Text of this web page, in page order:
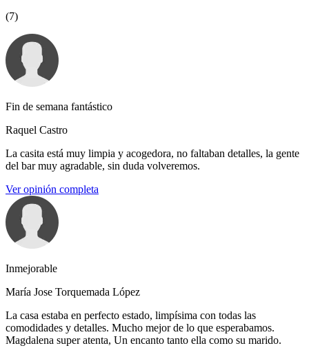
(7)
Fin de semana fantástico
Raquel Castro
La casita está muy limpia y acogedora, no faltaban detalles, la gente
del bar muy agradable, sin duda volveremos.
Ver opinión completa
Inmejorable
María Jose Torquemada López
La casa estaba en perfecto estado, limpísima con todas las
comodidades y detalles. Mucho mejor de lo que esperabamos.
Magdalena super atenta, Un encanto tanto ella como su marido.